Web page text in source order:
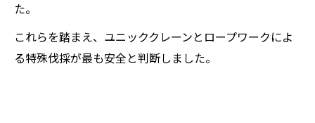
た。
これらを踏まえ、ユニッククレーンとロープワークによ
る特殊伐採が最も安全と判断しました。